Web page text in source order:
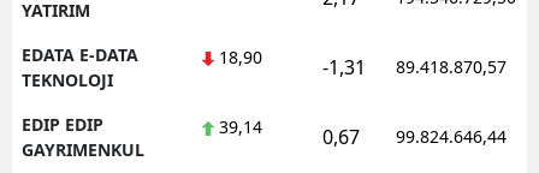
YATIRIM
EDATA E-DATA
TEKNOLOJI
18,90 -1,31 89.418.870,57
EDIP EDIP
GAYRIMENKUL
39,14 0,67 99.824.646,44